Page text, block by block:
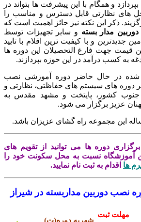
و همگام با این پیشرفت ها بتواند در
های نظارتی قابل دسترس و مناسب را
ذکر این نکته نیز حائز اهمیت است که
مدار بستهو سایر تجهیزات توسط
جدیدترین و با کیفیت ترین اقلام با تایید
جهت فارغ التحصیلان این دوره ها
کسب درآمد در این حوزه بپردازند.
شده در حال حاضر دوره آموزشی نصب
های سیستم های حفاظتی، نظارتی و
کشور، پایتخت و مشهد مقدس به
عزیز برگزار می شود.
این مجموعه راه گشای عزیزان باشد.
دوره ها می توانید از تقویم های
آموزشگاه نسبت به محل سکونت خود را
ها اقدام به ثبت نام نمایید.
نصب دوربین مداربسته در شیراز
مهلت ثبت